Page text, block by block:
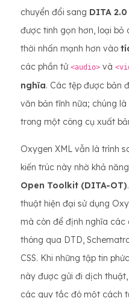
chuyển đổi sang DITA 2.0
được tinh gọn hơn, loại
thời nhấn mạnh hơn vào
các phần tử <audio> và
nghĩa. Các tệp được bản
văn bản tĩnh nữa; chúng
trong một công cụ xuất
Oxygen XML vẫn là trình
kiến ​​trúc này nhờ khả
Open Toolkit (DITA-OT)
thuật hiện đại sử dụng
mà còn để định nghĩa
thông qua DTD,
CSS. Khi những tập tin
này được gửi đi dịch
các quy tắc đó một cách